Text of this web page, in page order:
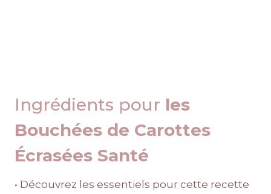
Ingrédients pour les
Bouchées de Carottes
Écrasées Santé
• Découvrez les essentiels pour cette recette